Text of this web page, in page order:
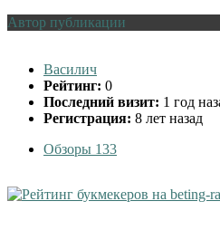
Автор публикации
Василич
Рейтинг: 0
Последний визит: 1 год
Регистрация: 8 лет назад
Обзоры 133